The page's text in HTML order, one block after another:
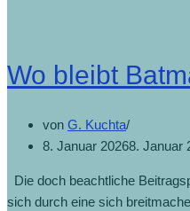
Wo bleibt
von G. Kuchta
8. Januar 20268. Januar
Die doch beachtliche
sich durch eine sich